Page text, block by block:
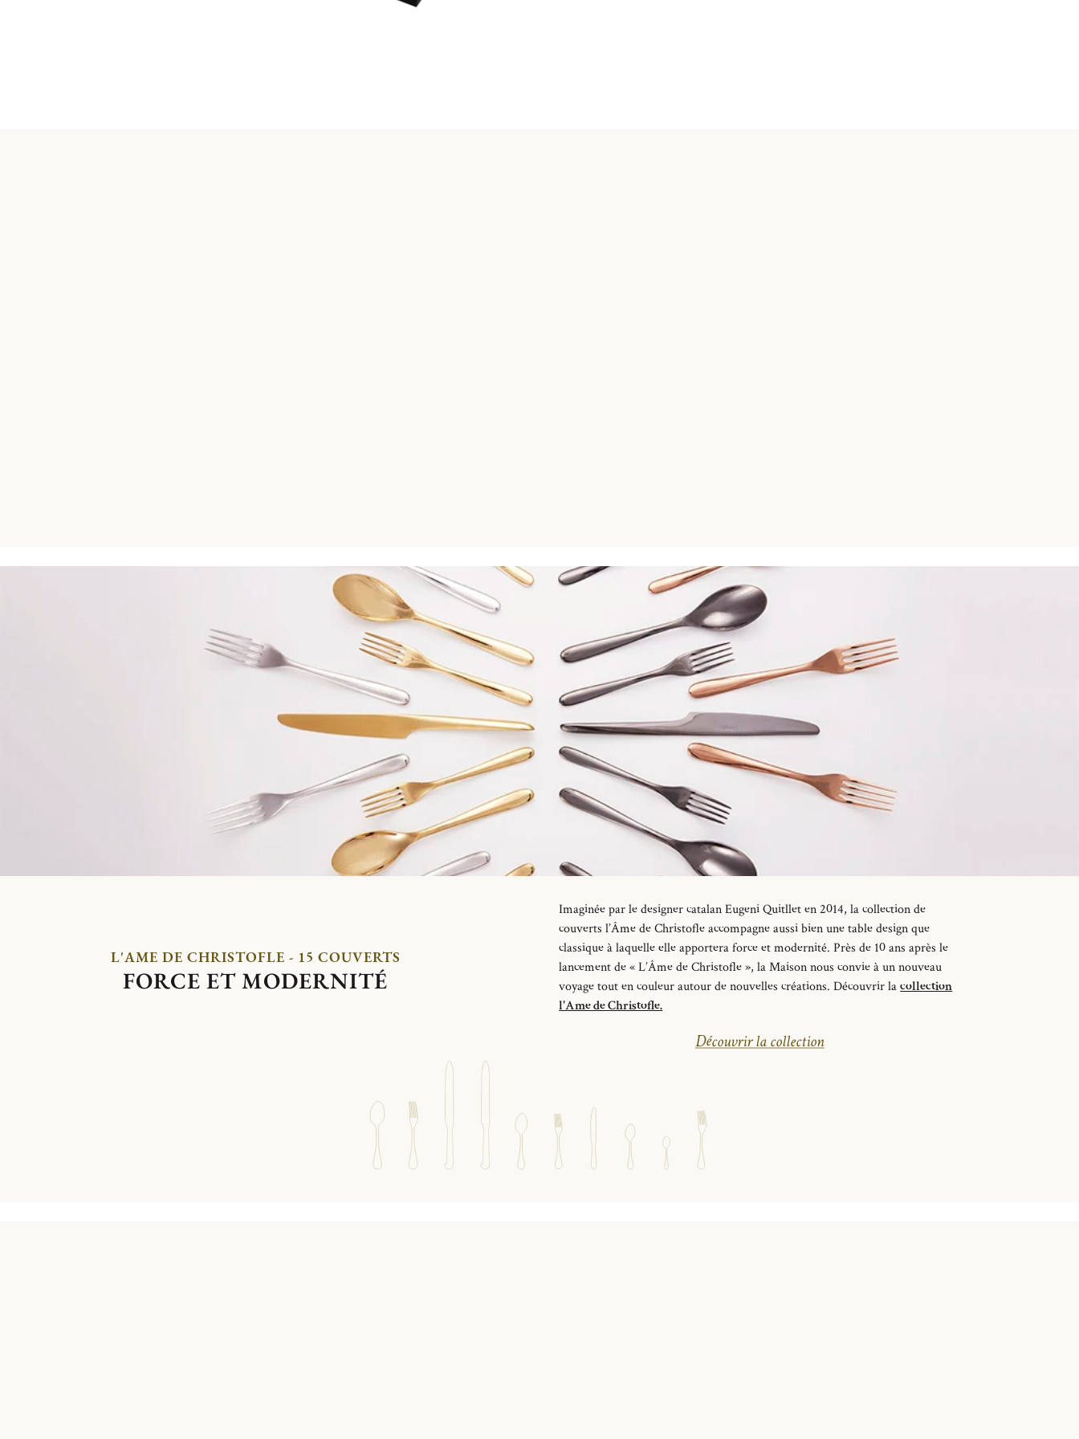
L'AME DE CHRISTOFLE - 15 COUVERTS
FORCE ET MODERNITÉ
Imaginéepar le designercatalanEugeni Quitlleten 2014, la collection de
couverts l’Âme de Christofle accompagneaussi bien une table design que
classique à laquelle elle apportera force et modernité.Près de 10 ans après le
lancement de « L’Âme de Christofle », la Maison nous convie à un nouveau
voyage tout en couleur autour de nouvelles créations. Découvrir lacollection
l'Ame de Christofle.
Découvrir la collection